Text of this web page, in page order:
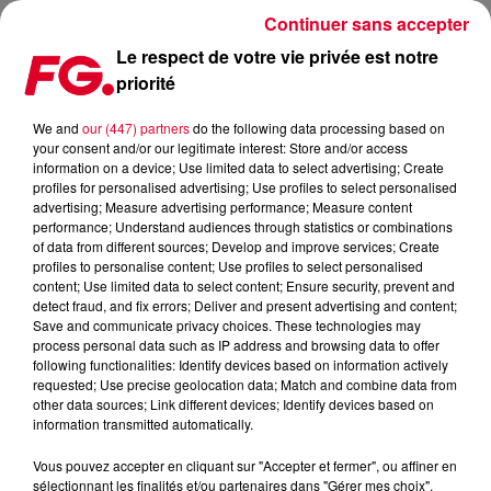
JOEL CORRY ET JAX JONES DÉVOILENT LA VIDÉO DE ‘OUT
Publié : 7 septembre 2021 à 8h20 par Antony HARARI
Le respect de votre vie privée est notre
priorité
We and our (447) partnersdo the following data processing based on
your consent and/or our legitimate interest: Store and/or access
information on a device; Use limited data to select advertising; Create
profiles for personalised advertising; Use profiles to select personalised
advertising; Measure advertising performance; Measure content
performance; Understand audiences through statistics or combinations
of data from different sources; Develop and improve services; Create
profiles to personalise content; Use profiles to select personalised
content; Use limited data to select content; Ensure security, prevent and
detect fraud, and fix errors; Deliver and present advertising and content;
Save and communicate privacy choices. These technologies may
process personal data such as IP address and browsing data to offer
following functionalities: Identify devices based on information actively
requested; Use precise geolocation data; Match and combine data from
other data sources; Link different devices; Identify devices based on
information transmitted automatically.
Vous pouvez accepter en cliquant sur "Accepter et fermer", ou affiner en
sélectionnant les finalités et/ou partenaires dans "Gérer mes choix".
Continuer sans accepter